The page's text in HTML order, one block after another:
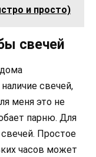
и просто)
свечей
свечей,
меня это не
парню. Для
Простое
часов может